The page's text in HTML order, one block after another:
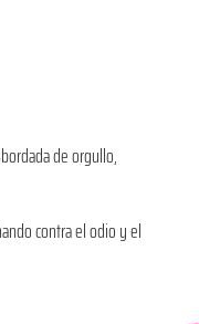
de orgullo,
contra el odio y el